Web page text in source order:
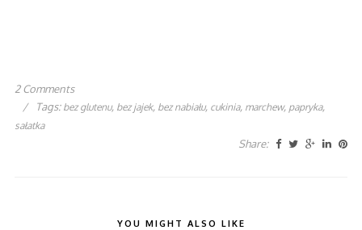
2 Comments
/
Tags: bez glutenu, bez jajek, bez nabiału, cukinia, marchew, papryka,
sałatka
Share:
YOU MIGHT ALSO LIKE